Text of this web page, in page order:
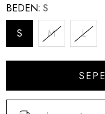
BEDEN S
S
M L